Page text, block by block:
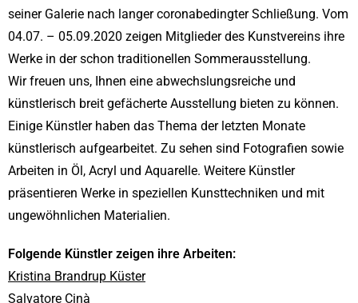
seiner Galerie nach langer coronabedingter Schließung. Vom
04.07. – 05.09.2020 zeigen Mitglieder des Kunstvereins ihre
Werke in der schon traditionellen Sommerausstellung.
Wir freuen uns, Ihnen eine abwechslungsreiche und
künstlerisch breit gefächerte Ausstellung bieten zu können.
Einige Künstler haben das Thema der letzten Monate
künstlerisch aufgearbeitet. Zu sehen sind Fotografien sowie
Arbeiten in Öl, Acryl und Aquarelle. Weitere Künstler
präsentieren Werke in speziellen Kunsttechniken und mit
ungewöhnlichen Materialien.
Folgende Künstler zeigen ihre Arbeiten:
Kristina Brandrup Küster
Salvatore Cinà